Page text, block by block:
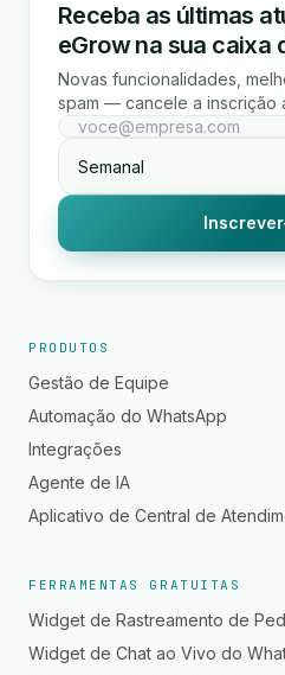
Receba as últimas
eGrow na sua caixa
Novas funcionalidades,
spam — cancele a inscrição
PRODUTOS
Gestão de Equipe
Automação do WhatsApp
Integrações
Agente de IA
Aplicativo de Central de
FERRAMENTAS GRATUITAS
Widget de Rastreamento de
Widget de Chat ao Vivo do